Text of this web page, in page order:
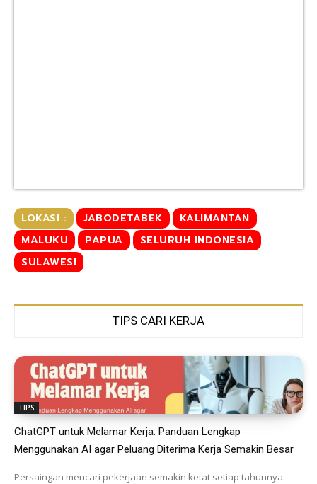
LOKASI : JABODETABEK
KALIMANTAN
MALUKU
PAPUA
SELURUH INDONESIA
SULAWESI
TIPS CARI KERJA
TIPS
ChatGPT untuk Melamar Kerja: Panduan Lengkap
Menggunakan AI agar Peluang Diterima Kerja Semakin Besar
Persaingan mencari pekerjaan semakin ketat setiap tahunnya.